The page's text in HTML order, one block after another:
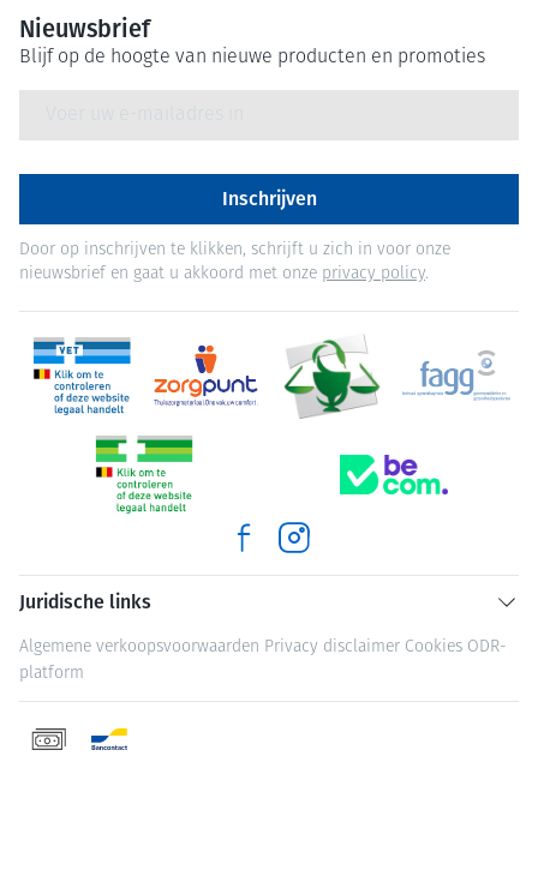
Nieuwsbrief
Blijf op de hoogte van nieuwe producten en promoties
Inschrijven
Door op inschrijven te klikken, schrijft u zich in voor onze
nieuwsbrief en gaat u akkoord met onze privacy policy.
Juridische links
Algemene verkoopsvoorwaarden Privacy disclaimer Cookies ODR-
platform